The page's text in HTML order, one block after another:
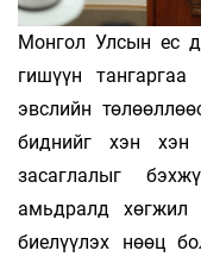
Монгол Улсын ес
гишүүн
эвслийн
биднийг хэн
засаглалыг
амьдралд хөгжил
биелүүлэх нөөц